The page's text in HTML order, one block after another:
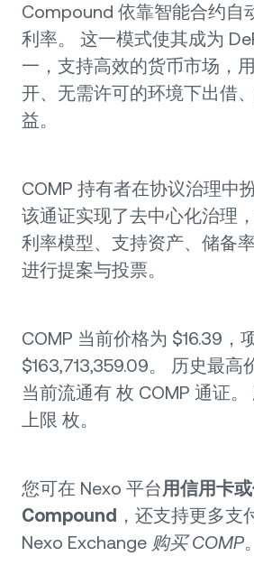
Compound 依靠智能合约自
利率。 这一模式使其成为
一，支持高效的货币市场，
开、无需许可的环境下出借
益。
COMP 持有者在协议治理中
该通证实现了去中心化治理
利率模型、支持资产、储备
进行提案与投票。
COMP 当前价格为 $16.39，
$163,713,359.09。 历史最高
当前流通有 枚 COMP 通证
上限 枚。
您可在 Nexo 平台用信用卡
Compound ，还支持更多支
Nexo Exchange 购买 COMP。